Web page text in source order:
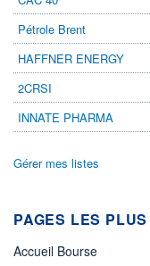
ÉLIGIBILITÉ
Non éligible
Boursobank
Pétrole Brent
HAFFNER ENERGY
2CRSI
INNATE PHARMA
Gérer mes listes
PAGES LES
Accueil Bourse